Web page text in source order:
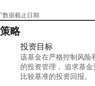
*数据截止日期:
策略
投资目标
该基金在严格控制风险
的投资管理， 追求基
比较基准的投资回报。